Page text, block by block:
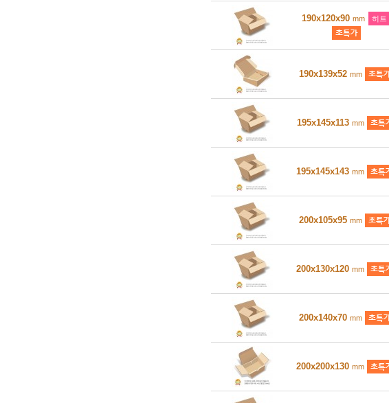
190x120x90 mm 히트
190x139x52 mm
195x145x113 mm
195x145x143 mm
200x105x95 mm
200x130x120 mm
200x140x70 mm
200x200x130 mm